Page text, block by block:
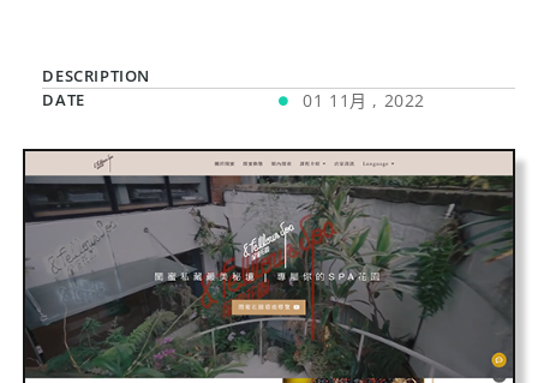
DESCRIPTION
DATE
01 11月 , 2022